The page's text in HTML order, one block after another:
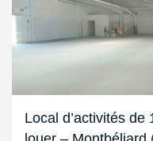
Local d’activités de